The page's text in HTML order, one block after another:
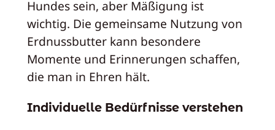
Hundes sein, aber Mäßigung ist
wichtig. Die gemeinsame Nutzung von
Erdnussbutter kann besondere
Momente und Erinnerungen schaffen,
die man in Ehren hält.
Individuelle Bedürfnisse verstehen